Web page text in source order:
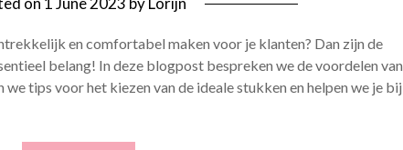
en comfortabel maken voor je klanten? Dan zijn de
belang! In deze blogpost bespreken we de voordelen van
tips voor het kiezen van de ideale stukken en helpen we je bij